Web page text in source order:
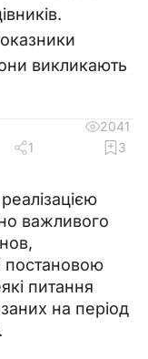
викликають
2041
1
3
важливого
постановою
питання
на період